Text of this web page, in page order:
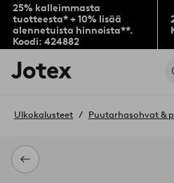
25% kalleimmasta
tuotteesta* + 10% lisää
alennetuista hinnoista**.
Koodi: 424882
Jotex-
logo
aloitussivulle
Takaisin
Ulkokalusteet Puutarhasohvat &